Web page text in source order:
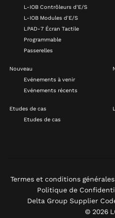
L-IOB Contrôleurs d'E/S
L-IOB Modules d'E/S
LPAD-7 Écran Tactile
Programmable
Passerelles
Nouveau
Evénements à venir
Evénements récents
Etudes de cas
Etudes de cas
Termes et conditions
Politique de
Delta Group Supplier
© 2026